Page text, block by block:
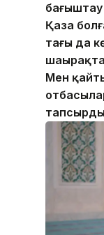
Қаза
тағы да
Мен